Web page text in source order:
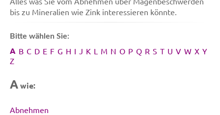
bis zu Mineralien wie Zink interessieren könnte.
Bitte wählen Sie:
A B C D E F G H I J K L M N O P Q R S T U V W X Y
Z
Awie:
Abnehmen